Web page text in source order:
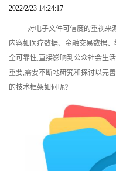
2022/2/23 14:24:17
对电子文件可信度的重视来
内容如医疗数据、金融交易数据
全可靠性,直接影响到公众社会生
重要,需要不断地研究和探讨以完
的技术框架如何呢?